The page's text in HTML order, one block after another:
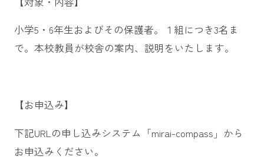
小学5・6年生およびその保護者。１組につき3名ま
で。本校教員が校舎の案内、説明をいたします。
【お申込み】
下記URLの申し込みシステム「mirai-compass」から
お申込みください。